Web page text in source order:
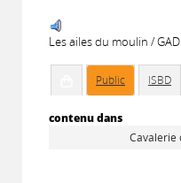
Les ailes du moulin /
Public ISBD
contenu dans
Cavalerie